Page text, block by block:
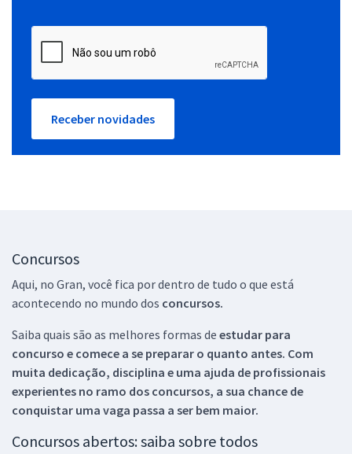
Receber novidades
Concursos
Aqui, no Gran, você fica por dentro de tudo o que está
acontecendo no mundo dos concursos.
Saiba quais são as melhores formas de estudar para
concurso e comece a se preparar o quanto antes. Com
muita dedicação, disciplina e uma ajuda de profissionais
experientes no ramo dos concursos, a sua chance de
conquistar uma vaga passa a ser bem maior.
Concursos abertos: saiba sobre todos